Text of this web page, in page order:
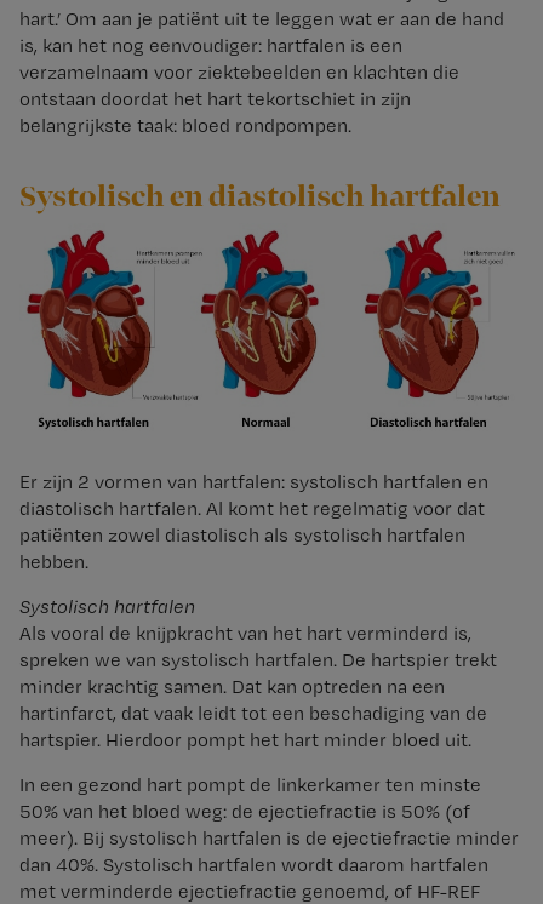
hart.’ Om aan je patiënt uit te leggen wat er aan de hand
is, kan het nog eenvoudiger: hartfalen is een
verzamelnaam voor ziektebeelden en klachten die
ontstaan doordat het hart tekortschiet in zijn
belangrijkste taak: bloed rondpompen.
Systolisch en diastolisch hartfalen
Er zijn 2 vormen van hartfalen: systolisch hartfalen en
diastolisch hartfalen. Al komt het regelmatig voor dat
patiënten zowel diastolisch als systolisch hartfalen
hebben.
Systolisch hartfalen
Als vooral de knijpkracht van het hart verminderd is,
spreken we van systolisch hartfalen. De hartspier trekt
minder krachtig samen. Dat kan optreden na een
hartinfarct, dat vaak leidt tot een beschadiging van de
hartspier. Hierdoor pompt het hart minder bloed uit.
In een gezond hart pompt de linkerkamer ten minste
50% van het bloed weg: de ejectiefractie is 50% (of
meer). Bij systolisch hartfalen is de ejectiefractie minder
dan 40%. Systolisch hartfalen wordt daarom hartfalen
met verminderde ejectiefractie genoemd, of HF-REF